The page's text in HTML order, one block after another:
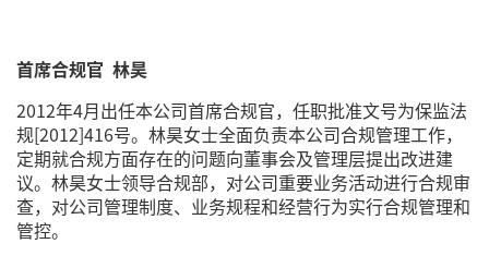
首席合规官 林昊
2012年4月出任本公司首席合规官，任职批准文号为保监法
规[2012]416号。林昊女士全面负责本公司合规管理工作，
定期就合规方面存在的问题向董事会及管理层提出改进建
议。林昊女士领导合规部，对公司重要业务活动进行合规审
查，对公司管理制度、业务规程和经营行为实行合规管理和
管控。